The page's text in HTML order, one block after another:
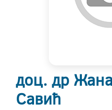
доц. др
Савић